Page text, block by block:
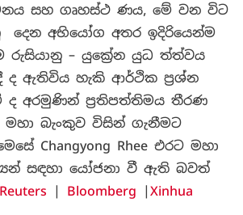
සහ ගෘහස්ථ ණය, මේ වන විට
අභියෝග අතර ඉදිරියෙන්ම
රුසියානු – යුක්‍රේන යුධ ත්ත්වය
ද ඇතිවිය හැකි ආර්ථික ප්‍රශ්න
ද අරමුණින් ප්‍රතිපත්තිමය තීරණ
මහා බැංකුව විසින් ගැනීමට
Changyong Rhee එරට මහා
සඳහා යෝජනා වී ඇති බවත්
Reuters | Bloomberg |Xinhua